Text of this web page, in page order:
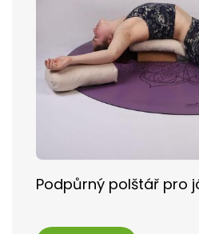
Podpůrný polštář pro